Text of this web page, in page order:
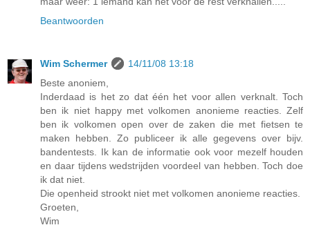
Beantwoorden
Wim Schermer
14/11/08 13:18
Beste anoniem,
Inderdaad is het zo dat één het voor allen verknalt. Toch
ben ik niet happy met volkomen anonieme reacties. Zelf
ben ik volkomen open over de zaken die met fietsen te
maken hebben. Zo publiceer ik alle gegevens over bijv.
bandentests. Ik kan de informatie ook voor mezelf houden
en daar tijdens wedstrijden voordeel van hebben. Toch doe
ik dat niet.
Die openheid strookt niet met volkomen anonieme reacties.
Groeten,
Wim